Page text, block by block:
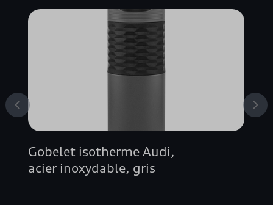
Gobelet isotherme Audi,
acier inoxydable, gris